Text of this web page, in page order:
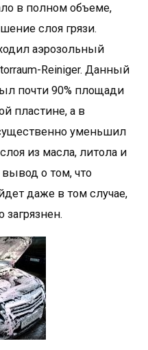
в полном объеме,
слоя грязи.
аэрозольный
Reiniger. Данный
почти 90% площади
пластине, а в
уменьшил
из масла, литола и
о том, что
даже в том случае,
загрязнен.